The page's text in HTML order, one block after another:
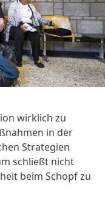
wirklich zu
in der
Strategien
schließt nicht
beim Schopf zu